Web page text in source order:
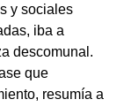
y sociales
iba a
descomunal.
que
resumía a